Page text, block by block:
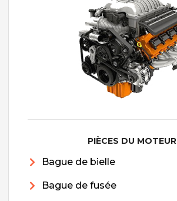
PIÈCES DU MOTEUR
Bague de bielle
Bague de fusée